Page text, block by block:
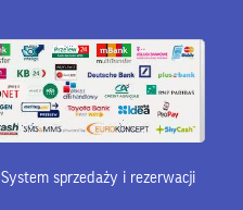
System sprzedaży i rezerwacji